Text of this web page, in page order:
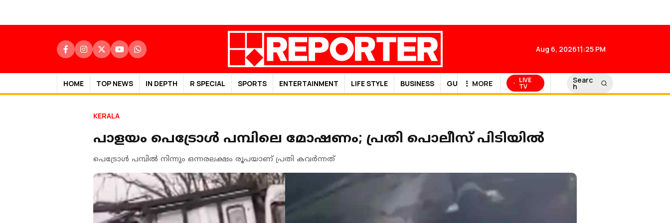
Aug 6, 202611:25 PM
HOME TOP NEWS IN DEPTH R SPECIAL SPORTS ENTERTAINMENT LIFE STYLE BUSINESS GULF NEWS
MORE LIVE
TV
Searc
h
KERALA
പാളയം പെട്രോള്‍ പമ്പിലെ മോഷണം; പ്രതി പൊലീസ് പിടിയില്‍
പെട്രോള്‍ പമ്പില്‍ നിന്നും ഒന്നരലക്ഷം രൂപയാണ് പ്രതി കവര്‍ന്നത്